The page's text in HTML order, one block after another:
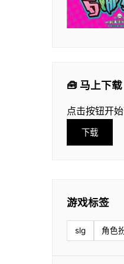
🧰 马上下载
点击按钮开
下载
游戏标签
slg 角色